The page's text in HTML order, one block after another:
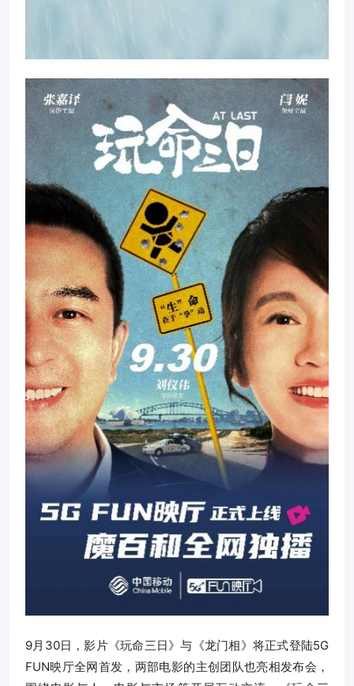
9月30日，影片《玩命三日》与《龙门相》将正式登陆5G
FUN映厅全网首发，两部电影的主创团队也亮相发布会，